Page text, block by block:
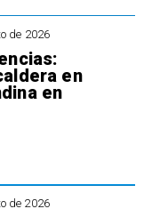
de 2026
en
en
de 2026